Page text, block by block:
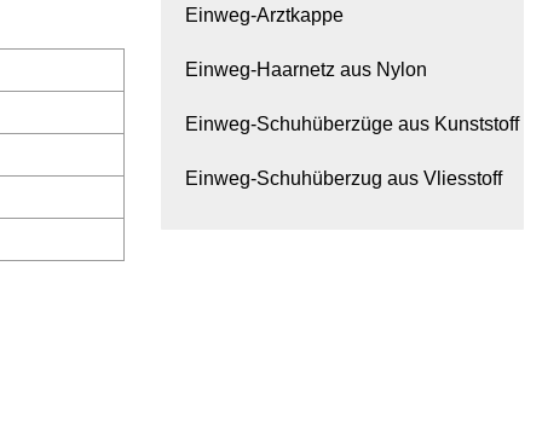
Einweg-Arztkappe
Einweg-Haarnetz aus Nylon
Einweg-Schuhüberzüge aus Kunststoff
Einweg-Schuhüberzug aus Vliesstoff